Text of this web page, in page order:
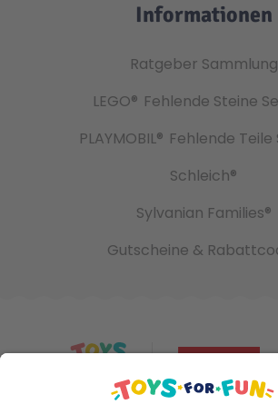
Informationen
Ratgeber Sammlung
LEGO® Fehlende Steine
PLAYMOBIL® Fehlende Teile
Schleich®
Sylvanian Families®
Gutscheine &